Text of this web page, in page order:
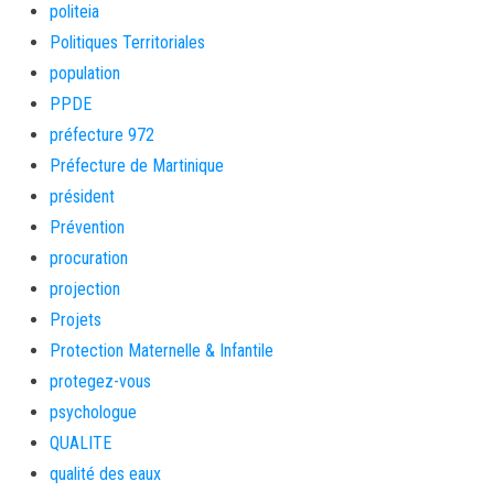
politeia
Politiques Territoriales
population
PPDE
préfecture 972
Préfecture de Martinique
président
Prévention
procuration
projection
Projets
Protection Maternelle & Infantile
protegez-vous
psychologue
QUALITE
qualité des eaux